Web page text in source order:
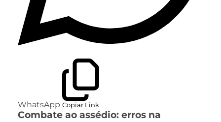
WhatsApp Copiar Link
Combate ao assédio: erros na